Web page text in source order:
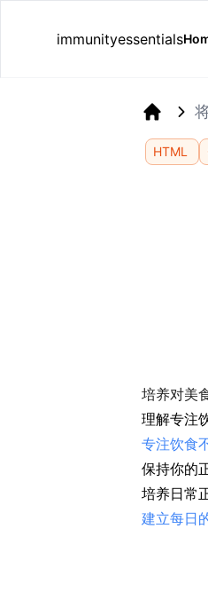
immunityessentials
HTML
培养对美
理解专注
专注饮食
保持你的
培养日常
建立每日